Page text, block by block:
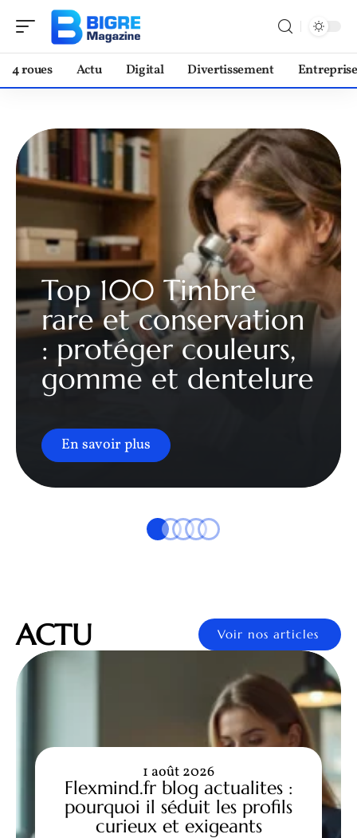
4 roues Actu Digital Divertissement Entreprise
Top 100 Timbre
rare et conservation
: protéger couleurs,
gomme et dentelure
En savoir plus
ACTU Voir nos articles
Flexmind.fr blog actualites :
pourquoi il séduit les profils
curieux et exigeants
1 août 2026